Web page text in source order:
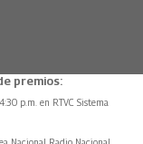
premios:
p.m. en RTVC Sistema